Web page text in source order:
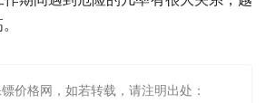
价格网，如若转载，请注明出处：